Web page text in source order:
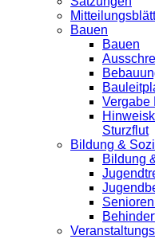
Bauen
Bauen
Vergabe
Sturzflut
Bildung &
Bildung